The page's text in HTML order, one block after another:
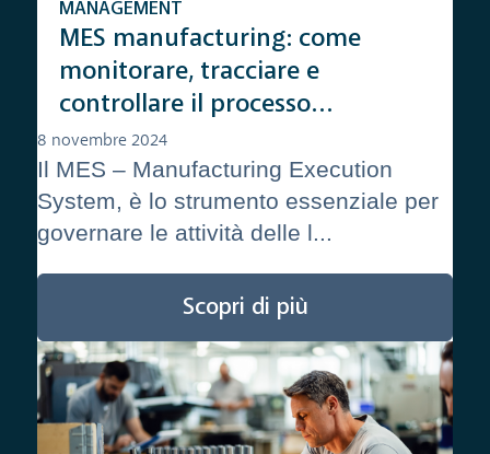
MES manufacturing: come
monitorare, tracciare e
controllare il processo
produttivo
MANAGEMENT
8 novembre 2024
Il MES – Manufacturing Execution
System, è lo strumento essenziale per
governare le attività delle l...
Scopri di più